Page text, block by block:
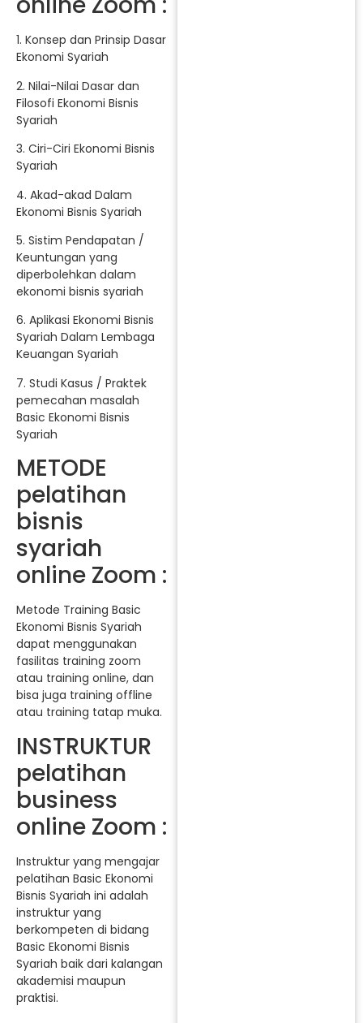
1. Konsep dan Prinsip Dasar
Ekonomi Syariah
2. Nilai-Nilai Dasar dan
Filosofi Ekonomi Bisnis
Syariah
3. Ciri-Ciri Ekonomi Bisnis
Syariah
4. Akad-akad Dalam
Ekonomi Bisnis Syariah
5. Sistim Pendapatan /
Keuntungan yang
diperbolehkan dalam
ekonomi bisnis syariah
6. Aplikasi Ekonomi Bisnis
Syariah Dalam Lembaga
Keuangan Syariah
7. Studi Kasus / Praktek
pemecahan masalah
Basic Ekonomi Bisnis
Syariah
METODE
pelatihan
bisnis
syariah
online Zoom :
Metode Training Basic
Ekonomi Bisnis Syariah
dapat menggunakan
fasilitas training zoom
atau training online, dan
bisa juga training offline
atau training tatap muka.
INSTRUKTUR
pelatihan
business
online Zoom :
Instruktur yang mengajar
pelatihan Basic Ekonomi
Bisnis Syariah ini adalah
instruktur yang
berkompeten di bidang
Basic Ekonomi Bisnis
Syariah baik dari kalangan
akademisi maupun
praktisi.